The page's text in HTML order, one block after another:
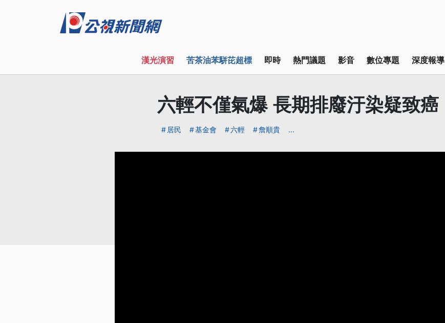
漢光演習 苦茶油苯駢芘超標 即時 熱門議題 影音 數位專題 深度報導
六輕不僅氣爆 長期排廢汙染疑致癌
居民 基金會 六輕 詹順貴 ...